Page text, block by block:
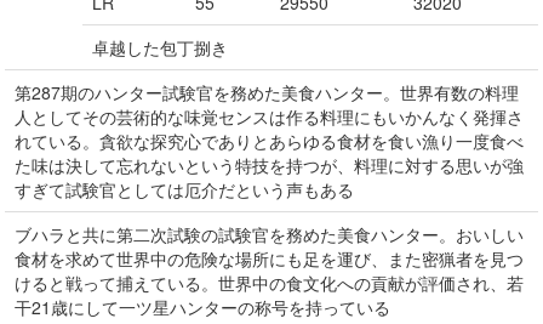
卓越した包丁捌き
第287期のハンター試験官を務めた美食ハンター。世界有数の料理
人としてその芸術的な味覚センスは作る料理にもいかんなく発揮さ
れている。貪欲な探究心でありとあらゆる食材を食い漁り一度食べ
た味は決して忘れないという特技を持つが、料理に対する思いが強
すぎて試験官としては厄介だという声もある
ブハラと共に第二次試験の試験官を務めた美食ハンター。おいしい
食材を求めて世界中の危険な場所にも足を運び、また密猟者を見つ
けると戦って捕えている。世界中の食文化への貢献が評価され、若
干21歳にして一ツ星ハンターの称号を持っている